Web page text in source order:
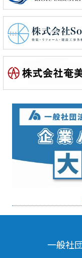
一般社